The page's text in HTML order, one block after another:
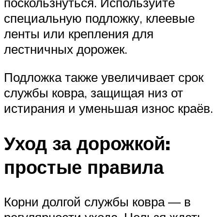
специальную подложку, клеевые
ленты или крепления для
лестничных дорожек.
Подложка также увеличивает срок
службы ковра, защищая низ от
истирания и уменьшая износ краёв.
Уход за дорожкой:
простые правила
Корни долгой службы ковра — в